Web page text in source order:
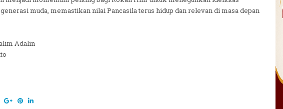
muda, memastikan nilai Pancasila terus hidup dan relevan di masa depan
Adalin